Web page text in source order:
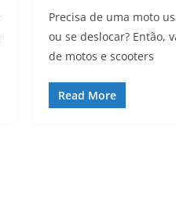
Precisa de uma moto
ou se deslocar? Então,
de motos e scooters
Read More